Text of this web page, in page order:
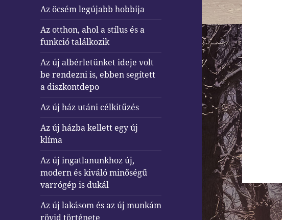
Az öcsém legújabb hobbija
Az otthon, ahol a stílus és a
funkció találkozik
Az új albérletünket ideje volt
be rendezni is, ebben segített
a diszkontdepo
Az új ház utáni célkitűzés
Az új házba kellett egy új
klíma
Az új ingatlanunkhoz új,
modern és kiváló minőségű
varrógép is dukál
Az új lakásom és az új munkám
rövid története